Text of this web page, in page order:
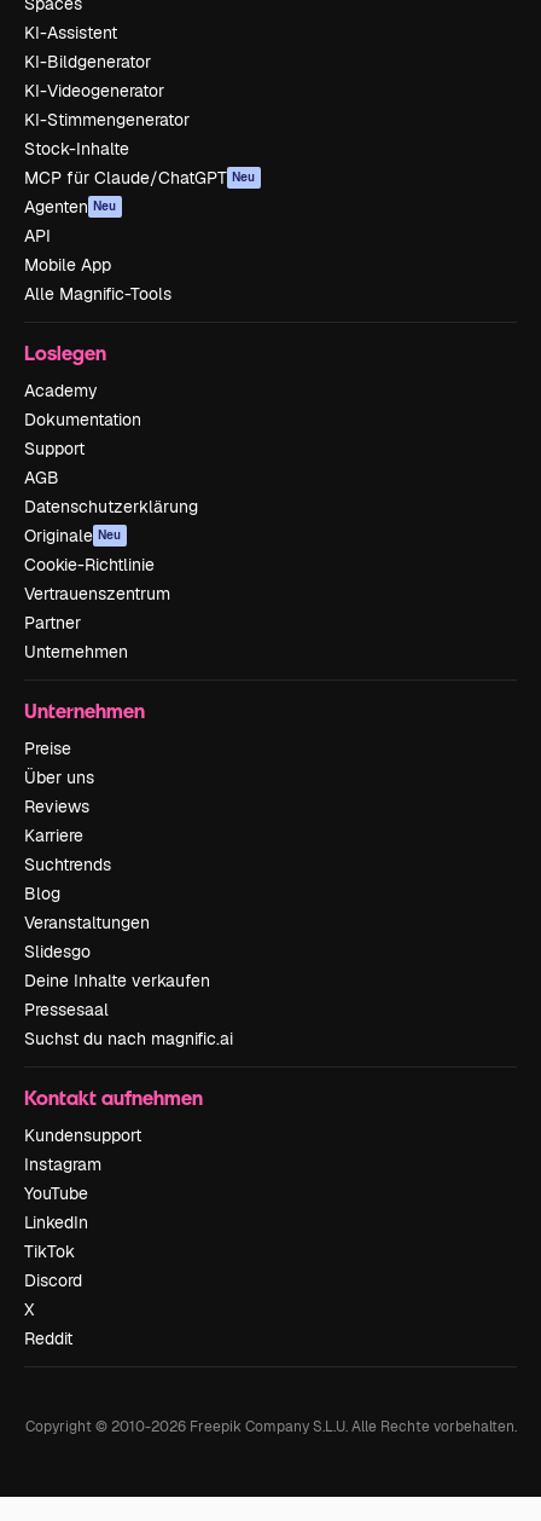
KI-Assistent
KI-Bildgenerator
KI-Videogenerator
KI-Stimmengenerator
Stock-Inhalte
MCP für Claude/ChatGPT Neu
Agenten Neu
API
Mobile App
Alle Magnific-Tools
Loslegen
Academy
Dokumentation
Support
AGB
Datenschutzerklärung
Originale Neu
Cookie-Richtlinie
Vertrauenszentrum
Partner
Unternehmen
Unternehmen
Preise
Über uns
Reviews
Karriere
Suchtrends
Blog
Veranstaltungen
Slidesgo
Deine Inhalte verkaufen
Pressesaal
Suchst du nach magnific.ai
Kontakt aufnehmen
Kundensupport
Instagram
YouTube
LinkedIn
TikTok
Discord
X
Reddit
Copyright © 2010-2026Freepik Company S.L.U. Alle Rechte vorbehalten.